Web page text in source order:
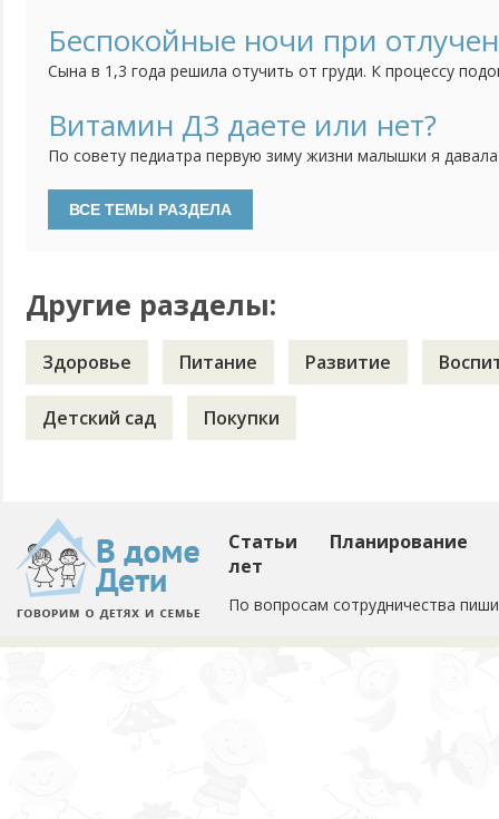
сделать серебрение. Зубки мы чистим, но результат
теперь не знаю стоить ли делать процедуру серебрения
Беспокойные ночи при
Сына в 1,3 года решила отучить от груди. К процессу
несколько часов оставляя его одного, потом на полдня.
дневные кормления уменьшились до "вокруг сна", ночью
Витамин Д3 даете или нет?
По совету педиатра первую зиму жизни малышки я
давать витамин Д3. Особенностей развития нет,
делать, если ребенку уже 2 года и гуляем регулярно?
Другие разделы:
Здоровье Питание Развитие
Детский сад Покупки
Статьи
Планирование
лет
По вопросам сотрудничества